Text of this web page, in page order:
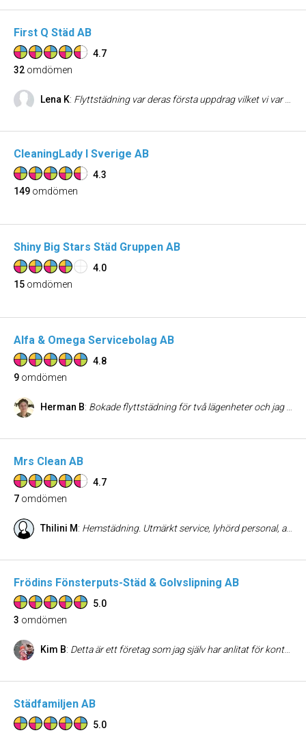
First Q Städ AB
4.7
32 omdömen
Lena K: Flyttstädning var deras första uppdrag vilket vi var nöjda med. Därefter regelbunden städning hemma. Trevliga människor att ha göra med. MEN framför allt :de städar väldigt bra!
CleaningLady I Sverige AB
4.3
149 omdömen
Shiny Big Stars Städ Gruppen AB
4.0
15 omdömen
Alfa & Omega Servicebolag AB
4.8
9 omdömen
Herman B: Bokade flyttstädning för två lägenheter och jag kan inte säga något annat än att jag är riktigt nöjd. Städningen var väldigt bra och kontakten med Per som kom och hämta nycklar osv. var toppen, grym känsla för bra service och kundbemötande!
Mrs Clean AB
4.7
7 omdömen
Thilini M: Hemstädning. Utmärkt service, lyhörd personal, anpassar sig efter kundens önskemål och behov. Ren och fin lgh varje gång.
Frödins Fönsterputs-Städ & Golvslipning AB
5.0
3 omdömen
Kim B: Detta är ett företag som jag själv har anlitat för kontorsstädning som inköpare, jag har dessutom erfarenhet av dem gällande "hushållsnära tjänster" för städning i mitt hus. Jag uppfattar företaget som pålitliga, de är noggranna samt serviceminded! Det bästa är att de har erbjudit mig helhetslösningar gällande fönsterputsning, hemstädning, kontorsstädning, golvvård. Sist men inte minst har de hjälpt mig med golvslipningen av våra parketgolv! Owe som jag tror dessutom är ägare, har jag haft förmånen att lära känna som kund. Jag anser att han gör ett oerhört bra jobb tillsammans med den säljare som jag träffat. För att inte tala om alla de medarbetare som gör att jag sparar tid och pengar. För mig är det avgörande att ha en leverantör som är snabb, pålitlig och tillmötesgående för mina behov. Jag kan varmt rekommendera detta företag till ALLA jag känner som kanske vill spara tid och pengar i samband med de nya skattereglerna med 50 % avdrag! =) /En mycket nöjd kund som gärna rekommenderar andra som vill ha ett fräschare kontor och arbetsmiljö, privat hem!
Städfamiljen AB
5.0